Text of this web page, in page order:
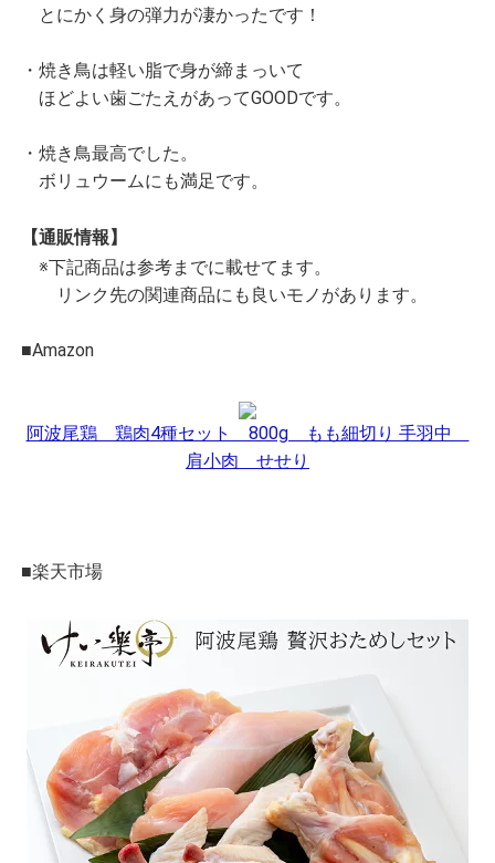
とにかく身の弾力が凄かったです！
・焼き鳥は軽い脂で身が締まっいて
ほどよい歯ごたえがあってGOODです。
・焼き鳥最高でした。
ボリュウームにも満足です。
【通販情報】
※下記商品は参考までに載せてます。
リンク先の関連商品にも良いモノがあります。
■Amazon
阿波尾鶏 鶏肉4種セット 800g もも細切り 手羽中
肩小肉 せせり
■楽天市場